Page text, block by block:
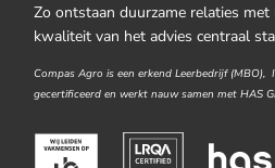
Zo ontstaan duurzame relaties
kwaliteit van het advies centraal
Compas Agro is een erkend Leerbedrijf (MBO),
gecertificeerd en werkt nauw samen met HAS